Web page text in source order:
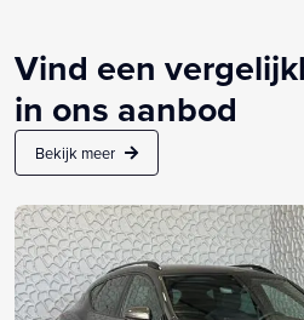
Vind een
in ons aanbod
Bekijk meer